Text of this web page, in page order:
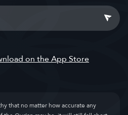
that no matter how accurate any